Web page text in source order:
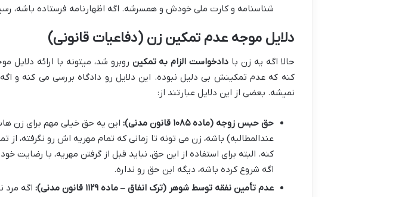
شناسنامه و کارت ملی خودش و همسرشه. اگه اظهارنامه فرستاده باشه،
دلایل موجه عدم تمکین زن (دفاعیات قانونی)
حالا اگه یه زن با دادخواست الزام به تمکین روبرو شد، میتونه با ارائه
کنه که عدم تمکینش بی دلیل نبوده. این دلایل رو دادگاه بررسی می کنه و
نمیشه. بعضی از این دلایل عبارتند از:
حق حبس زوجه (ماده ۱۰۸۵ قانون مدنی):
این یه حق خیلی مهم برای زن
عندالمطالبه) باشه، زن می تونه تا زمانی که تمام مهریه اش رو نگرفته،
کنه. البته برای استفاده از این حق، نباید قبل از گرفتن مهریه، با
اگه شروع کرده باشه، دیگه این حق رو نداره.
عدم تأمین نفقه توسط شوهر (ترک انفاق – ماده ۱۱۲۹ قانون مدنی):
اگه مرد